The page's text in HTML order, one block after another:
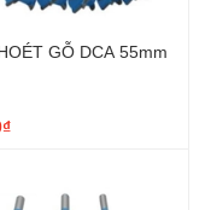
GỖ DCA 55mm